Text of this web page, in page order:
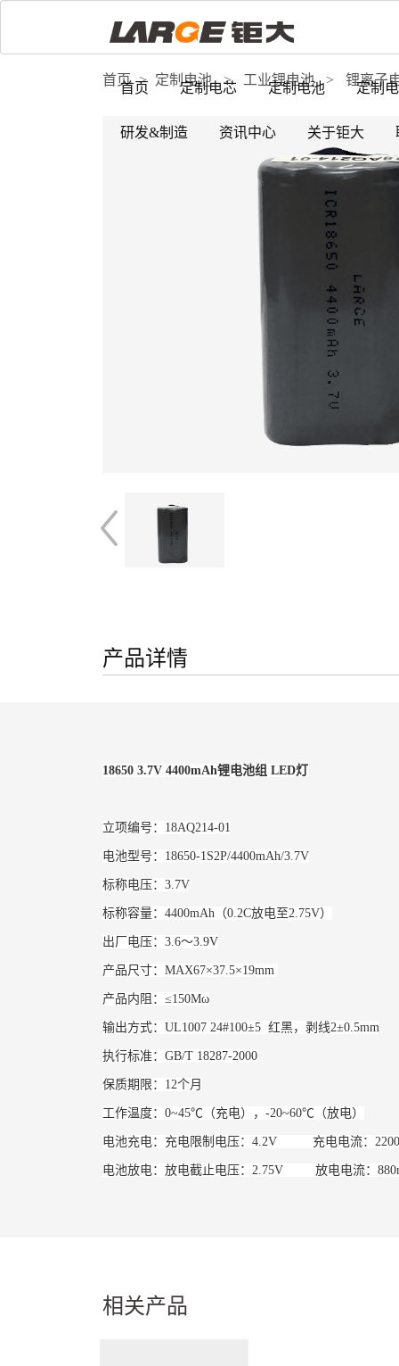
首页 定制电芯 定制电池 定制
研发&制造 资讯中心 关于钜大
首页 > 定制电池 > 工业锂电池 > 锂离子
产品详情
18650 3.7V 4400mAh锂电池组 LED灯
立项编号：18AQ214-01
电池型号：18650-1S2P/4400mAh/3.7V
标称电压：3.7V
标称容量：4400mAh（0.2C放电至2.75V）
出厂电压：3.6～3.9V
产品尺寸：MAX67×37.5×19mm
产品内阻：≤150Mω
输出方式：UL1007 24#100±5 红黑，剥线2±0.5mm
执行标准：GB/T 18287-2000
保质期限：12个月
工作温度：0~45℃（充电），-20~60℃（放电）
电池充电：充电限制电压：4.2V 充电电流：
电池放电：放电截止电压：2.75V 放电电流：
相关产品